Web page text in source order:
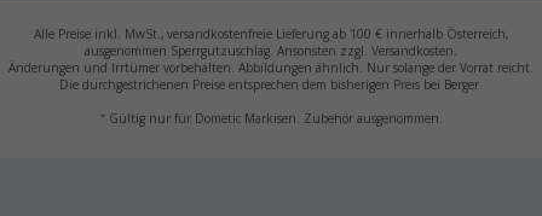
Alle Preise inkl. MwSt., versandkostenfreie Lieferung ab 100 € innerhalb Österreich,
ausgenommen Sperrgutzuschlag. Ansonsten zzgl. Versandkosten.
Änderungen und Irrtümer vorbehalten. Abbildungen ähnlich. Nur solange der Vorrat reicht.
Die durchgestrichenen Preise entsprechen dem bisherigen Preis bei Berger.
*Gültig nur für Dometic Markisen. Zubehör ausgenommen.